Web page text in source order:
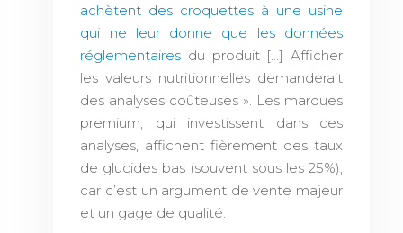
achètent des croquettes à une usine
qui ne leur donne que les données
réglementaires du produit […] Afficher
les valeurs nutritionnelles demanderait
des analyses coûteuses ». Les marques
premium, qui investissent dans ces
analyses, affichent fièrement des taux
de glucides bas (souvent sous les 25%),
car c’est un argument de vente majeur
et un gage de qualité.